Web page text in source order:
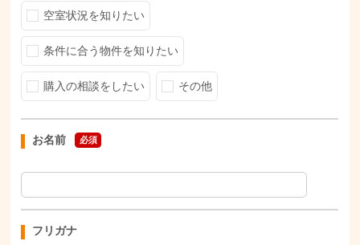
空室状況を知りたい
条件に合う物件を知りたい
購入の相談をしたい その他
お名前 必須
フリガナ